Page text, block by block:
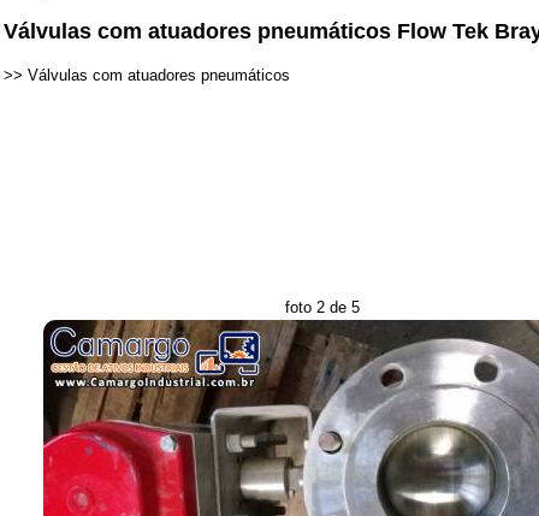
Válvulas com atuadores pneumáticos Flow Tek
>> Válvulas com atuadores pneumáticos
foto 2 de 5